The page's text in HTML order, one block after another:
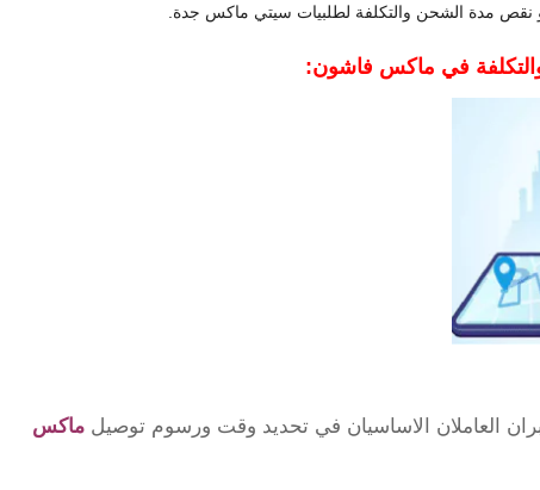
نقص مدة الشحن والتكلفة لطلبيات سيتي ماكس جدة.
والتكلفة في ماكس فاشون:
العاملان الاساسيان في تحديد وقت ورسوم توصيل ماكس